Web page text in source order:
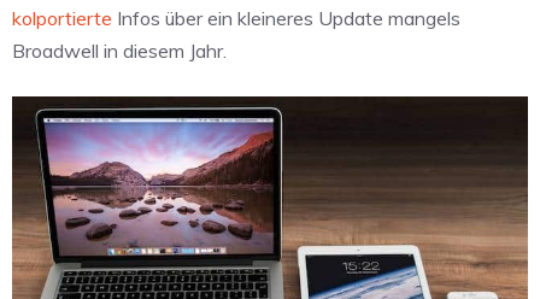
kolportierte Infos über ein kleineres Update mangels
Broadwell in diesem Jahr.